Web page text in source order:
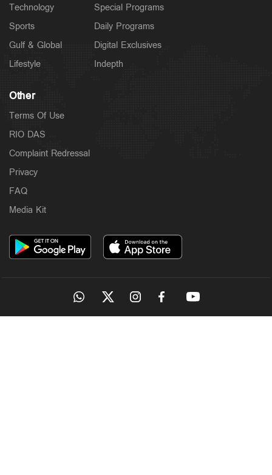
Technology
Sports
Gulf & Global
Lifestyle
Special Programs
Daily Programs
Digital Exclusives
Indepth
Other
Terms Of Use
RIO DAS
Complaint Redressal
Privacy
FAQ
Media Kit